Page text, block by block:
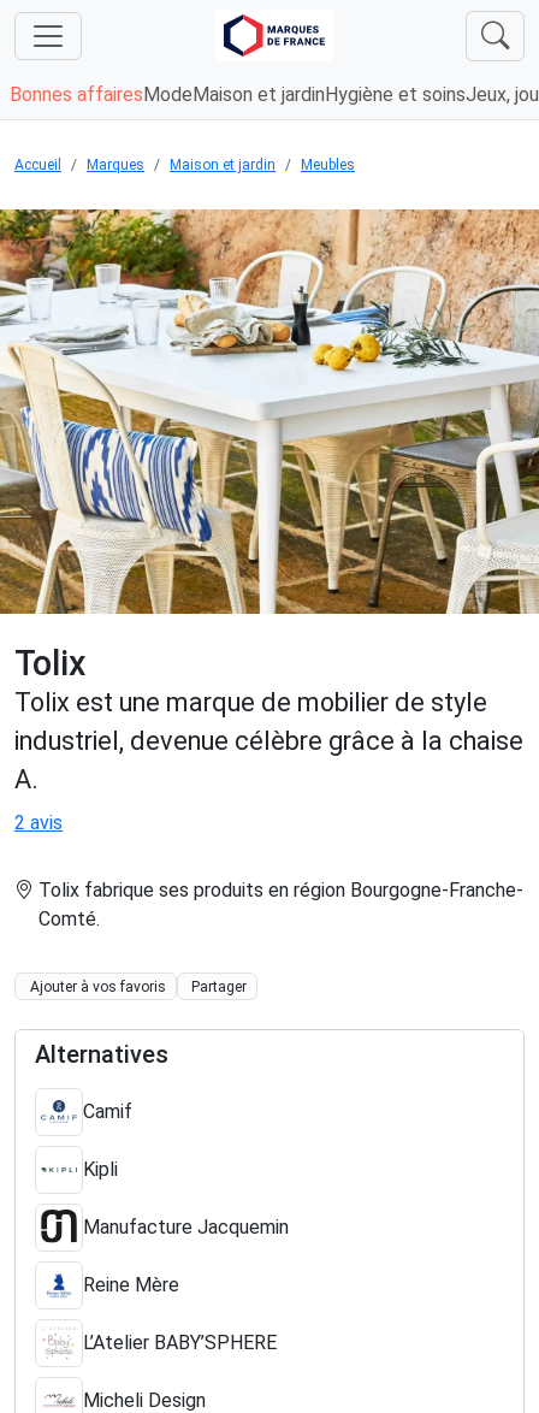
Bonnes affaires Mode Maison et jardin Hygiène et soinsJeux,
Accueil Marques Maison et jardin Meubles
Chargement...
Tolix
Tolix est une marque de mobilier de style
industriel, devenue célèbre grâce à la chaise
A.
2 avis
Tolix fabrique ses produits en région Bourgogne-Franche-
Comté.
Ajouter à vos favoris Partager
Alternatives
Camif
Kipli
Manufacture Jacquemin
Reine Mère
L’Atelier BABY’SPHERE
Micheli Design